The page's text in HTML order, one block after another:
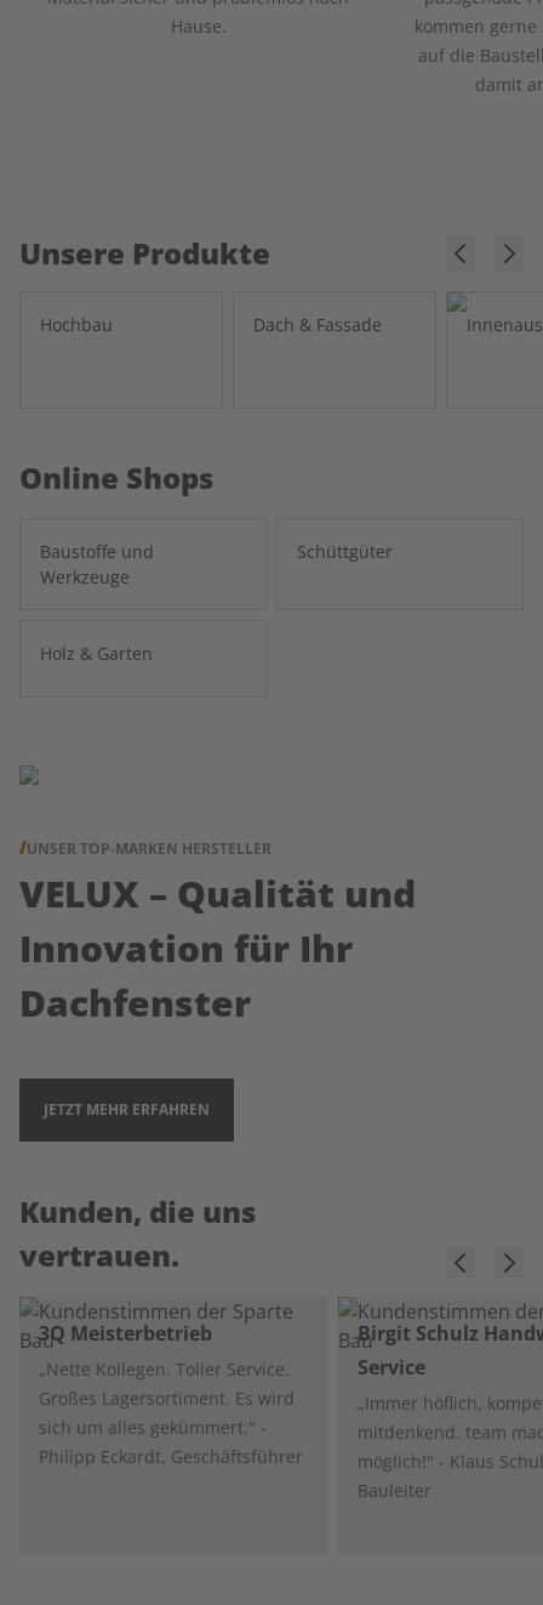
Hause.
kommen
auf die
damit
Unsere Produkte
Hochbau Dach & Fassade
Online Shops
Baustoffe und
Werkzeuge
Schüttgüter
Holz & Garten
UNSER TOP-MARKEN HERSTELLER
VELUX – Qualität und
Innovation für Ihr
Dachfenster
JETZT MEHR ERFAHREN
Kunden, die uns
vertrauen.
3Q Meisterbetrieb
„Nette Kollegen. Toller Service.
Großes Lagersortiment. Es wird
sich um alles gekümmert." -
Philipp Eckardt, Geschäftsführer
Birgit Schulz
Service
„Immer höflich,
mitdenkend. team
möglich!" - Klaus
Bauleiter